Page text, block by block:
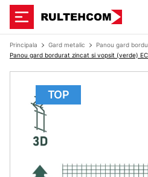
Principala Gard metalic
Panou gard
Panou gard bordurat zincat si vopsit (verde)
TOP